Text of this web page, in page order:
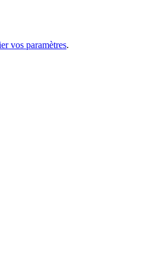
vos paramètres.